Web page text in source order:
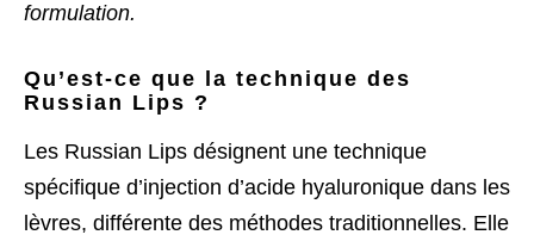
formulation.
Qu’est-ce que la technique des
Russian Lips ?
Les Russian Lips désignent une technique
spécifique d’injection d’acide hyaluronique dans les
lèvres, différente des méthodes traditionnelles. Elle